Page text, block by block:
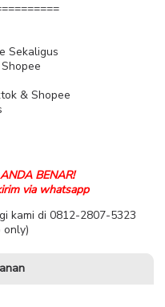
Sekaligus
& Shopee
BENAR!
via whatsapp
kami di 0812-2807-5323
only)